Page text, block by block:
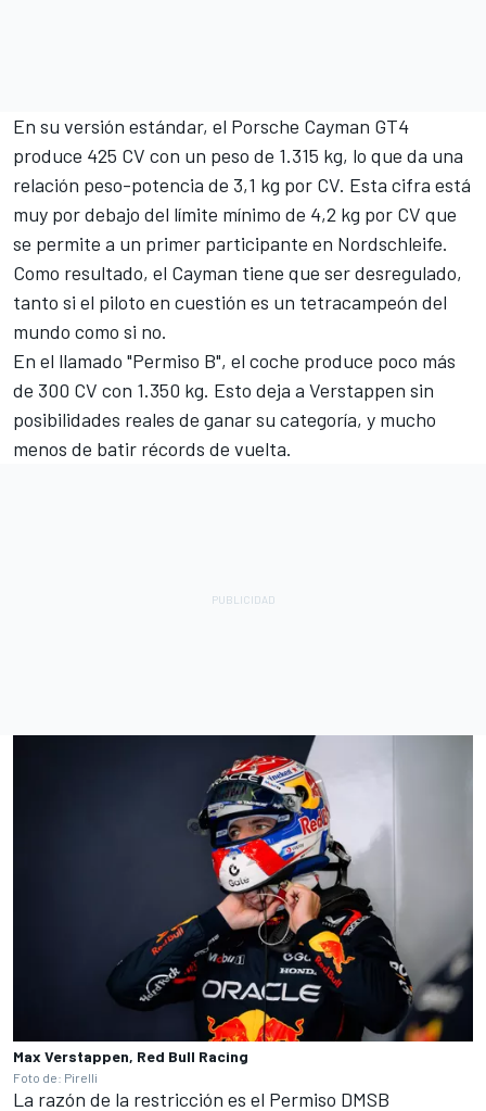
En su versión estándar, el Porsche Cayman GT4
produce 425 CV con un peso de 1.315 kg, lo que da una
relación peso-potencia de 3,1 kg por CV. Esta cifra está
muy por debajo del límite mínimo de 4,2 kg por CV que
se permite a un primer participante en Nordschleife.
Como resultado, el Cayman tiene que ser desregulado,
tanto si el piloto en cuestión es un tetracampeón del
mundo como si no.
En el llamado "Permiso B", el coche produce poco más
de 300 CV con 1.350 kg. Esto deja a Verstappen sin
posibilidades reales de ganar su categoría, y mucho
menos de batir récords de vuelta.
Max Verstappen, Red Bull Racing
Foto de: Pirelli
La razón de la restricción es el Permiso DMSB